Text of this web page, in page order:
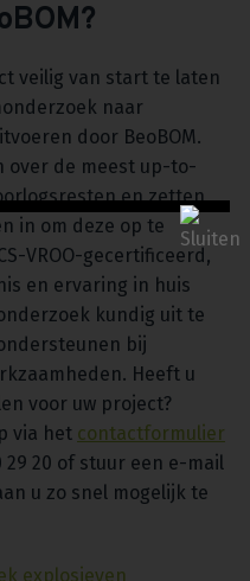
veilig van start te laten
naar
door BeoBOM.
over de meest up-to-
en zetten
in om deze op te
VROO-gecertificeerd,
en ervaring in huis
kundig uit te
bij
Heeft u
voor uw project?
via het contactformulier
29 20 of stuur een e-mail
u zo snel mogelijk te